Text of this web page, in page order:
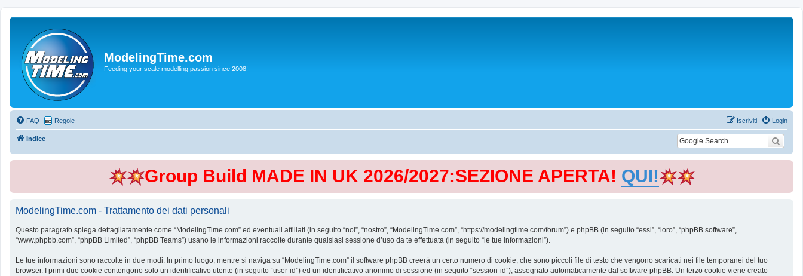
ModelingTime.com
Feeding your scale modelling passion since 2008!
FAQ Regole Login
Iscriviti
Indice
Group Build MADE IN UK 2026/2027:SEZIONE APERTA! QUI!
ModelingTime.com - Trattamento dei dati personali
Questo paragrafo spiega dettagliatamente come “ModelingTime.com” ed eventuali affiliati (in seguito “noi”, “nostro”, “ModelingTime.com”, “https://modelingtime.com/forum”) e phpBB (in seguito “essi”, “loro”, “phpBB software”,
“www.phpbb.com”, “phpBB Limited”, “phpBB Teams”) usano le informazioni raccolte durante qualsiasi sessione d’uso da te effettuata (in seguito “le tue informazioni”).
Le tue informazioni sono raccolte in due modi. In primo luogo, mentre si naviga su “ModelingTime.com” il software phpBB creerà un certo numero di cookie, che sono piccoli file di testo che vengono scaricati nei file temporanei del tuo
browser. I primi due cookie contengono solo un identificativo utente (in seguito “user-id”) ed un identificativo anonimo di sessione (in seguito “session-id”), assegnato automaticamente dal software phpBB. Un terzo cookie viene creato